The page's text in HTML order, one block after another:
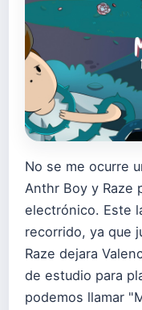
No se me ocurre
Anthr Boy y Raze
electrónico. Este
recorrido, ya que
Raze dejara
de estudio para
podemos llamar